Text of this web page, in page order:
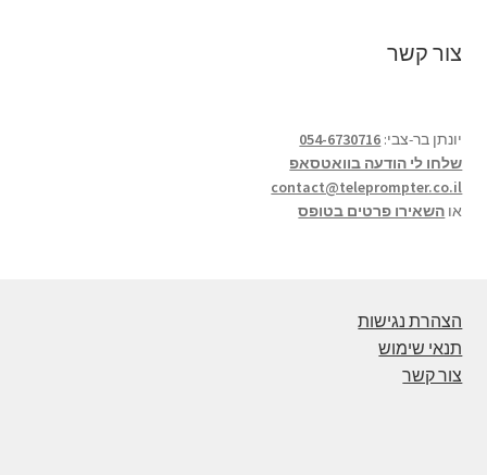
צור קשר
יונתן בר-צבי: 054-6730716
שלחו לי הודעה בוואטסאפ
contact@teleprompter.co.il
או השאירו פרטים בטופס
הצהרת נגישות
תנאי שימוש
צור קשר